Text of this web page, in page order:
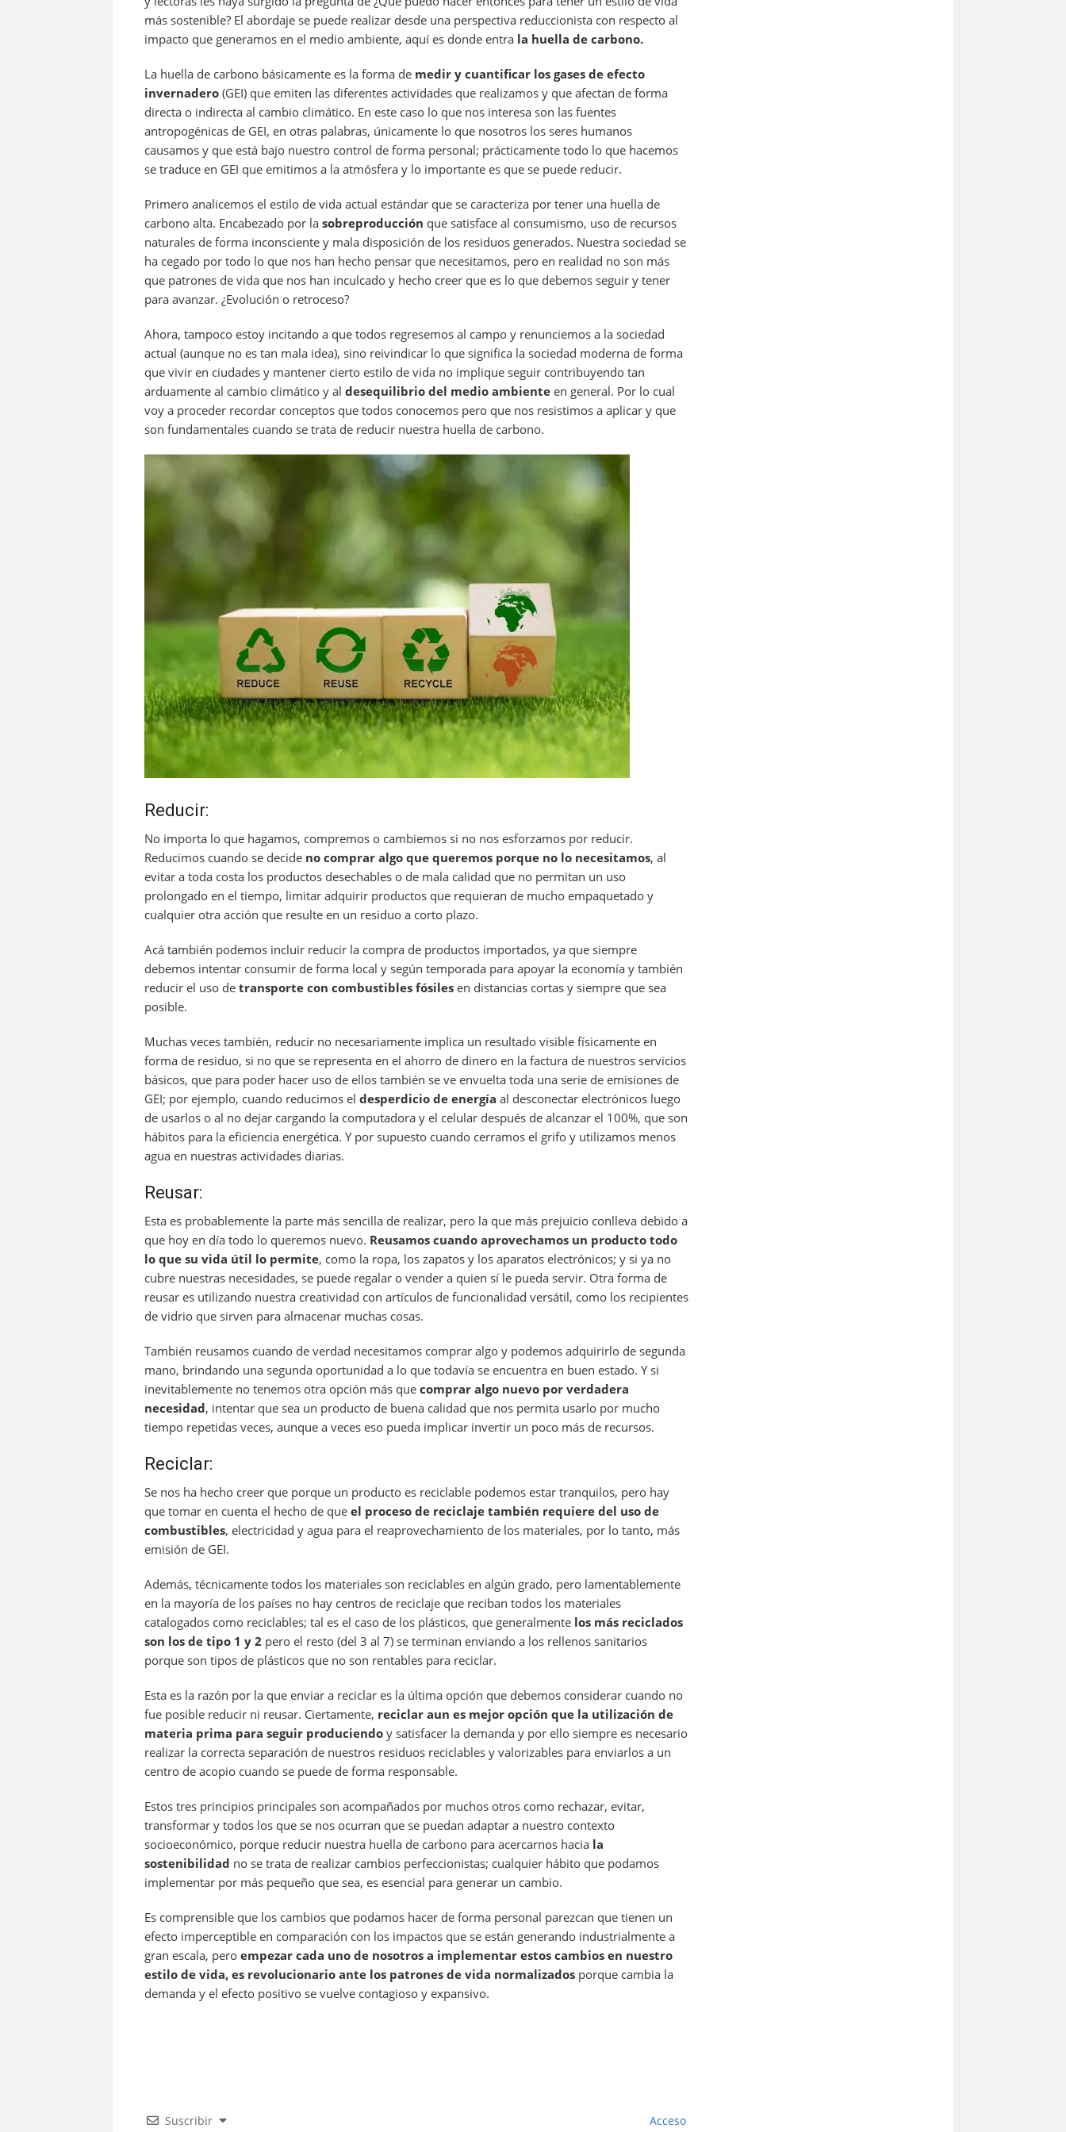
o
k
p
más sostenible? El abordaje se puede realizar desde una perspectiva reduccionista con respecto al
impacto que generamos en el medio ambiente, aquí es donde entra la huella de carbono.
La huella de carbono básicamente es la forma de medir y cuantificar los gases de efecto
invernadero (GEI) que emiten las diferentes actividades que realizamos y que afectan de forma
directa o indirecta al cambio climático. En este caso lo que nos interesa son las fuentes
antropogénicas de GEI, en otras palabras, únicamente lo que nosotros los seres humanos
causamos y que está bajo nuestro control de forma personal; prácticamente todo lo que hacemos
se traduce en GEI que emitimos a la atmósfera y lo importante es que se puede reducir.
Primero analicemos el estilo de vida actual estándar que se caracteriza por tener una huella de
carbono alta. Encabezado por la sobreproducción que satisface al consumismo, uso de recursos
naturales de forma inconsciente y mala disposición de los residuos generados. Nuestra sociedad se
ha cegado por todo lo que nos han hecho pensar que necesitamos, pero en realidad no son más
que patrones de vida que nos han inculcado y hecho creer que es lo que debemos seguir y tener
para avanzar. ¿Evolución o retroceso?
Ahora, tampoco estoy incitando a que todos regresemos al campo y renunciemos a la sociedad
actual (aunque no es tan mala idea), sino reivindicar lo que significa la sociedad moderna de forma
que vivir en ciudades y mantener cierto estilo de vida no implique seguir contribuyendo tan
arduamente al cambio climático y al desequilibrio del medio ambiente en general. Por lo cual
voy a proceder recordar conceptos que todos conocemos pero que nos resistimos a aplicar y que
son fundamentales cuando se trata de reducir nuestra huella de carbono.
Reducir:
No importa lo que hagamos, compremos o cambiemos si no nos esforzamos por reducir.
Reducimos cuando se decide no comprar algo que queremos porque no lo necesitamos, al
evitar a toda costa los productos desechables o de mala calidad que no permitan un uso
prolongado en el tiempo, limitar adquirir productos que requieran de mucho empaquetado y
cualquier otra acción que resulte en un residuo a corto plazo.
Acá también podemos incluir reducir la compra de productos importados, ya que siempre
debemos intentar consumir de forma local y según temporada para apoyar la economía y también
reducir el uso de transporte con combustibles fósiles en distancias cortas y siempre que sea
posible.
Muchas veces también, reducir no necesariamente implica un resultado visible físicamente en
forma de residuo, si no que se representa en el ahorro de dinero en la factura de nuestros servicios
básicos, que para poder hacer uso de ellos también se ve envuelta toda una serie de emisiones de
GEI; por ejemplo, cuando reducimos el desperdicio de energía al desconectar electrónicos luego
de usarlos o al no dejar cargando la computadora y el celular después de alcanzar el 100%, que son
hábitos para la eficiencia energética. Y por supuesto cuando cerramos el grifo y utilizamos menos
agua en nuestras actividades diarias.
Reusar:
Esta es probablemente la parte más sencilla de realizar, pero la que más prejuicio conlleva debido a
que hoy en día todo lo queremos nuevo. Reusamos cuando aprovechamos un producto todo
lo que su vida útil lo permite, como la ropa, los zapatos y los aparatos electrónicos; y si ya no
cubre nuestras necesidades, se puede regalar o vender a quien sí le pueda servir. Otra forma de
reusar es utilizando nuestra creatividad con artículos de funcionalidad versátil, como los recipientes
de vidrio que sirven para almacenar muchas cosas.
También reusamos cuando de verdad necesitamos comprar algo y podemos adquirirlo de segunda
mano, brindando una segunda oportunidad a lo que todavía se encuentra en buen estado. Y si
inevitablemente no tenemos otra opción más que comprar algo nuevo por verdadera
necesidad, intentar que sea un producto de buena calidad que nos permita usarlo por mucho
tiempo repetidas veces, aunque a veces eso pueda implicar invertir un poco más de recursos.
Reciclar:
Se nos ha hecho creer que porque un producto es reciclable podemos estar tranquilos, pero hay
que tomar en cuenta el hecho de que el proceso de reciclaje también requiere del uso de
combustibles, electricidad y agua para el reaprovechamiento de los materiales, por lo tanto, más
emisión de GEI.
Además, técnicamente todos los materiales son reciclables en algún grado, pero lamentablemente
en la mayoría de los países no hay centros de reciclaje que reciban todos los materiales
catalogados como reciclables; tal es el caso de los plásticos, que generalmente los más reciclados
son los de tipo 1 y 2 pero el resto (del 3 al 7) se terminan enviando a los rellenos sanitarios
porque son tipos de plásticos que no son rentables para reciclar.
Esta es la razón por la que enviar a reciclar es la última opción que debemos considerar cuando no
fue posible reducir ni reusar. Ciertamente, reciclar aun es mejor opción que la utilización de
materia prima para seguir produciendo y satisfacer la demanda y por ello siempre es necesario
realizar la correcta separación de nuestros residuos reciclables y valorizables para enviarlos a un
centro de acopio cuando se puede de forma responsable.
Estos tres principios principales son acompañados por muchos otros como rechazar, evitar,
transformar y todos los que se nos ocurran que se puedan adaptar a nuestro contexto
socioeconómico, porque reducir nuestra huella de carbono para acercarnos hacia la
sostenibilidad no se trata de realizar cambios perfeccionistas; cualquier hábito que podamos
implementar por más pequeño que sea, es esencial para generar un cambio.
Es comprensible que los cambios que podamos hacer de forma personal parezcan que tienen un
efecto imperceptible en comparación con los impactos que se están generando industrialmente a
gran escala, pero empezar cada uno de nosotros a implementar estos cambios en nuestro
estilo de vida, es revolucionario ante los patrones de vida normalizados porque cambia la
demanda y el efecto positivo se vuelve contagioso y expansivo.
Suscribir Acceso